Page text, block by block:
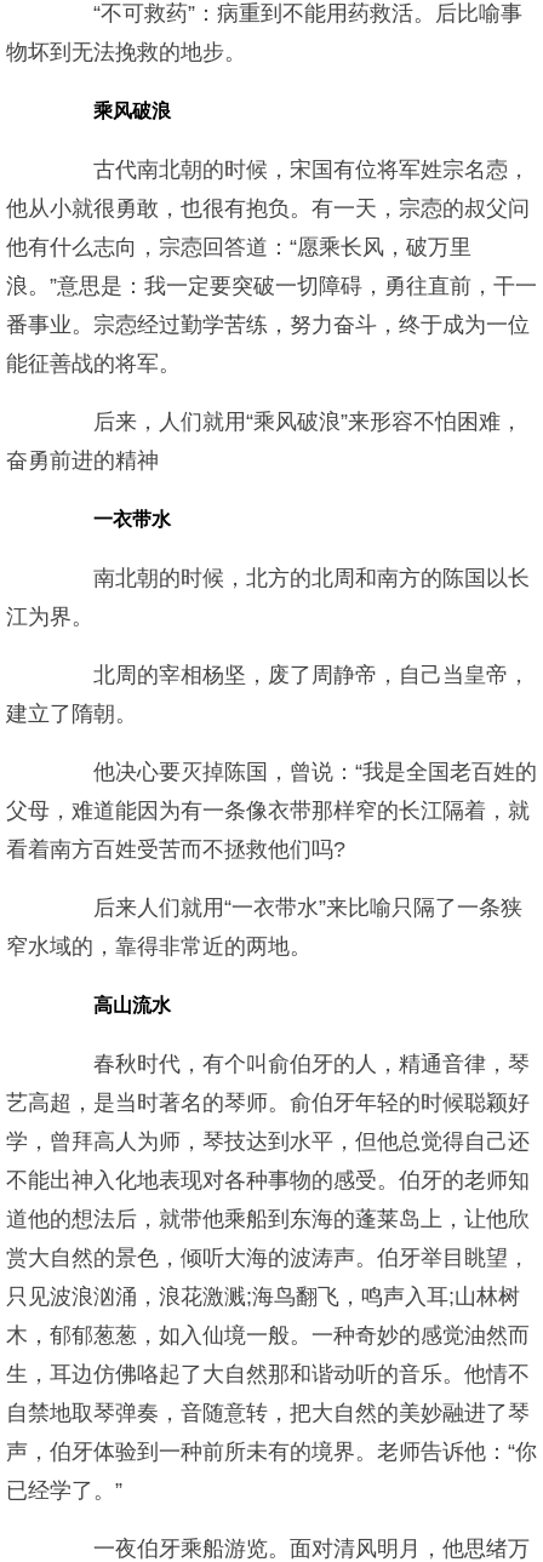
“不可救药”：病重到不能用药救活。后比喻事
物坏到无法挽救的地步。
乘风破浪
古代南北朝的时候，宋国有位将军姓宗名悫，
他从小就很勇敢，也很有抱负。有一天，宗悫的叔父问
他有什么志向，宗悫回答道：“愿乘长风，破万里
浪。”意思是：我一定要突破一切障碍，勇往直前，干一
番事业。宗悫经过勤学苦练，努力奋斗，终于成为一位
能征善战的将军。
后来，人们就用“乘风破浪”来形容不怕困难，
奋勇前进的精神
一衣带水
南北朝的时候，北方的北周和南方的陈国以长
江为界。
北周的宰相杨坚，废了周静帝，自己当皇帝，
建立了隋朝。
他决心要灭掉陈国，曾说：“我是全国老百姓的
父母，难道能因为有一条像衣带那样窄的长江隔着，就
看着南方百姓受苦而不拯救他们吗?
后来人们就用“一衣带水”来比喻只隔了一条狭
窄水域的，靠得非常近的两地。
高山流水
春秋时代，有个叫俞伯牙的人，精通音律，琴
艺高超，是当时著名的琴师。俞伯牙年轻的时候聪颖好
学，曾拜高人为师，琴技达到水平，但他总觉得自己还
不能出神入化地表现对各种事物的感受。伯牙的老师知
道他的想法后，就带他乘船到东海的蓬莱岛上，让他欣
赏大自然的景色，倾听大海的波涛声。伯牙举目眺望，
只见波浪汹涌，浪花激溅;海鸟翻飞，鸣声入耳;山林树
木，郁郁葱葱，如入仙境一般。一种奇妙的感觉油然而
生，耳边仿佛咯起了大自然那和谐动听的音乐。他情不
自禁地取琴弹奏，音随意转，把大自然的美妙融进了琴
声，伯牙体验到一种前所未有的境界。老师告诉他：“你
已经学了。”
一夜伯牙乘船游览。面对清风明月，他思绪万